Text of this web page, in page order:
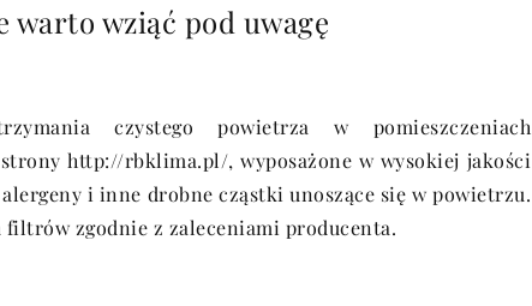
wziąć pod uwagę
czystego powietrza w pomieszczeniach
stronyhttp://rbklima.pl/, wyposażone w wysokiej jakości
i inne drobne cząstki unoszące się w powietrzu.
filtrów zgodnie z zaleceniami producenta.